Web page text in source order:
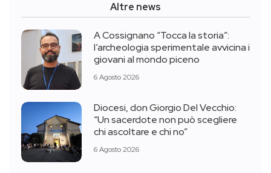
Altre news
A Cossignano “Tocca la storia”:
l’archeologia sperimentale avvicina i
giovani al mondo piceno
6 Agosto 2026
Diocesi, don Giorgio Del Vecchio:
“Un sacerdote non può scegliere
chi ascoltare e chi no”
6 Agosto 2026